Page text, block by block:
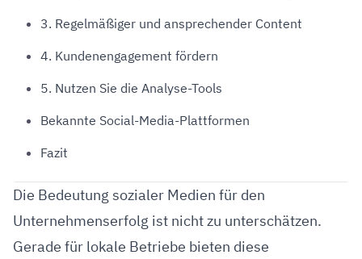
3. Regelmäßiger und ansprechender Content
4. Kundenengagement fördern
5. Nutzen Sie die Analyse-Tools
Bekannte Social-Media-Plattformen
Fazit
Die Bedeutung sozialer Medien für den
Unternehmenserfolg ist nicht zu unterschätzen.
Gerade für lokale Betriebe bieten diese